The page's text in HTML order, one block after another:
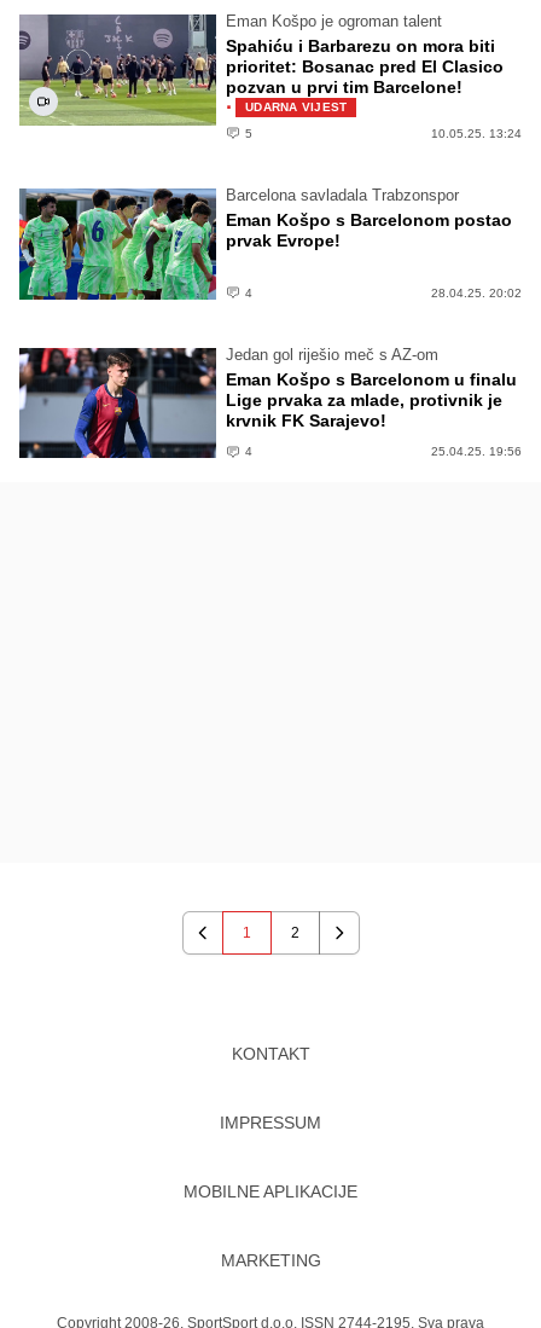
Eman Košpo je ogroman talent
Spahiću i Barbarezu on mora biti
prioritet: Bosanac pred El Clasico
pozvan u prvi tim Barcelone!
·
UDARNA VIJEST
5
10.05.25. 13:24
Barcelona savladala Trabzonspor
Eman Košpo s Barcelonom postao
prvak Evrope!
4 28.04.25. 20:02
Jedan gol riješio meč s AZ-om
Eman Košpo s Barcelonom u finalu
Lige prvaka za mlade, protivnik je
krvnik FK Sarajevo!
4 25.04.25. 19:56
Previous
1 2
Next
KONTAKT
IMPRESSUM
MOBILNE APLIKACIJE
MARKETING
Copyright 2008-26. SportSport d.o.o. ISSN 2744-2195. Sva prava